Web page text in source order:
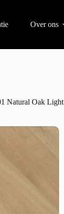
Over ons
Natural Oak Light